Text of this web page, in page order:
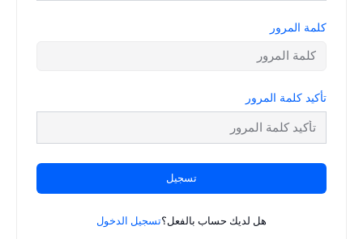
كلمة المرور
تأكيد كلمة المرور
تسجيل
هل لديك حساب بالفعل؟تسجيل الدخول